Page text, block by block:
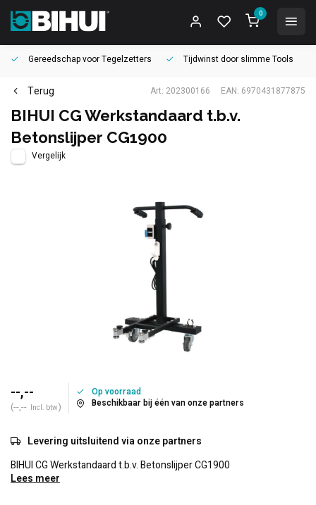
0
Gereedschap voorTegelzetters Tijdwinst door slimme Tools
Terug Art: 202300166 EAN: 6970431877875
BIHUI CG Werkstandaard t.b.v.
Betonslijper CG1900
Vergelijk
--,--
(--,-- Incl. btw)
Op voorraad
Beschikbaar bij één van onze partners
Levering uitsluitend via onze partners
BIHUI CG Werkstandaard t.b.v. Betonslijper CG1900
Lees meer